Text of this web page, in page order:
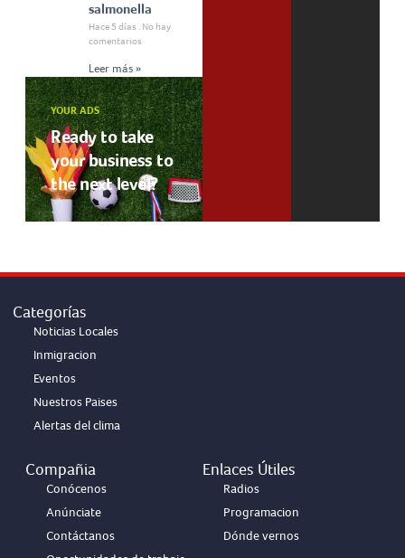
salmonella
Hace 5 días
No hay
comentarios
Leer más »
YOUR ADS
Ready to take
your business to
the next level?
Categorías
Noticias Locales
Inmigracion
Eventos
Nuestros Paises
Alertas del clima
Compañia
Conócenos
Anúnciate
Contáctanos
Enlaces Útiles
Radios
Programacion
Dónde vernos